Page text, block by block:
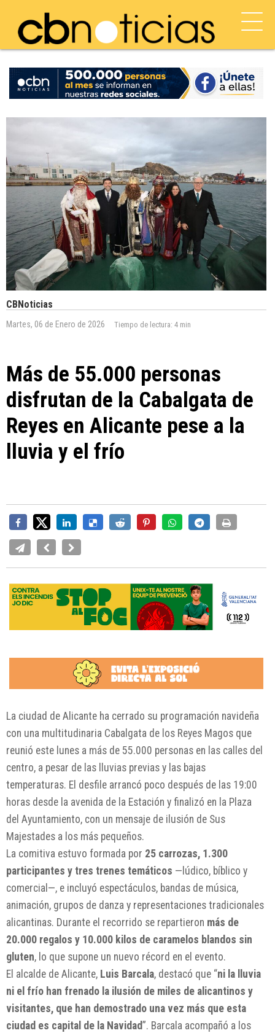
CBNoticias
Martes, 06 de Enero de 2026 Tiempo de lectura: 4 min
Más de 55.000 personas
disfrutan de la Cabalgata de
Reyes en Alicante pese a la
lluvia y el frío
La ciudad de Alicante ha cerrado su programación navideña
con una multitudinaria Cabalgata de los Reyes Magos que
reunió este lunes a más de 55.000 personas en las calles del
centro, a pesar de las lluvias previas y las bajas
temperaturas. El desfile arrancó poco después de las 19:00
horas desde la avenida de la Estación y finalizó en la Plaza
del Ayuntamiento, con un mensaje de ilusión de Sus
Majestades a los más pequeños.
La comitiva estuvo formada por 25 carrozas, 1.300
participantes y tres trenes temáticos —lúdico, bíblico y
comercial—, e incluyó espectáculos, bandas de música,
animación, grupos de danza y representaciones tradicionales
alicantinas. Durante el recorrido se repartieron más de
20.000 regalos y 10.000 kilos de caramelos blandos sin
gluten, lo que supone un nuevo récord en el evento.
El alcalde de Alicante, Luis Barcala, destacó que “ni la lluvia
ni el frío han frenado la ilusión de miles de alicantinos y
visitantes, que han demostrado una vez más que esta
ciudad es capital de la Navidad”. Barcala acompañó a los